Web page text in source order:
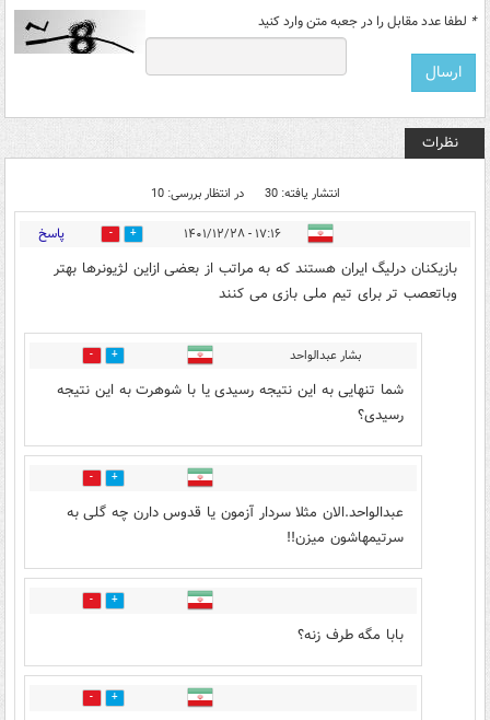
* لطفا عدد مقابل را در جعبه متن وارد کنید
نظرات
انتشار یافته: 30 در انتظار بررسی: 10
۱۷:۱۶ - ۱۴۰۱/۱۲/۲۸ 32 پاسخ
بازیکنان درلیگ ایران هستند که به مراتب از بعضی ازاین لژیونرها بهتر
وباتعصب تر برای تیم ملی بازی می کنند
بشار عبدالواحد 5
شما تنهایی به این نتیجه رسیدی یا با شوهرت به این نتیجه
رسیدی؟
13
عبدالواحد.الان مثلا سردار آزمون یا قدوس دارن چه گلی به
سرتیمهاشون میزن!!
1
بابا مگه طرف زنه؟
6